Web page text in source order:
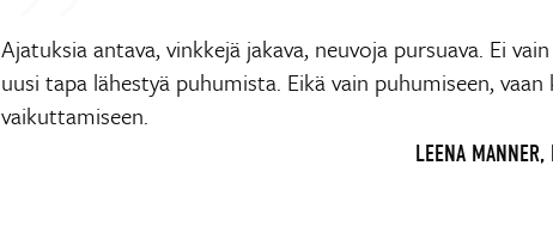
Ajatuksia antava, vinkkejä jakava, neuvoja pursuava. Ei
uusi tapa lähestyä puhumista. Eikä vain puhumiseen, vaan
vaikuttamiseen.
LEENA MANNER,